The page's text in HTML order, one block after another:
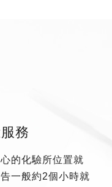
務
的化驗所位置就
一般約2個小時就